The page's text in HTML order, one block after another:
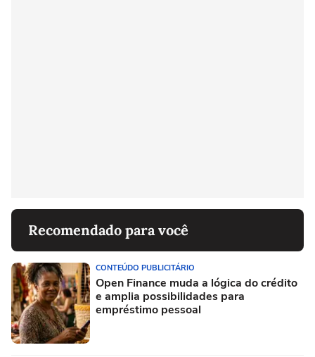
Recomendado para você
CONTEÚDO PUBLICITÁRIO
Open Finance muda a lógica do crédito
e amplia possibilidades para
empréstimo pessoal